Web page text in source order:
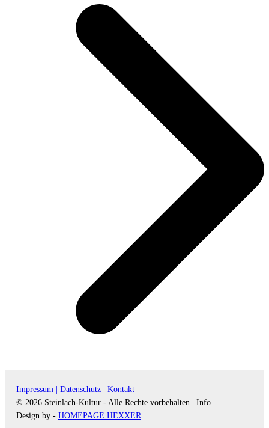
Impressum | Datenschutz |
Kontakt
© 2026 Steinlach-Kultur - Alle Rechte vorbehalten |
Info
Design by - HOMEPAGE HEXXER